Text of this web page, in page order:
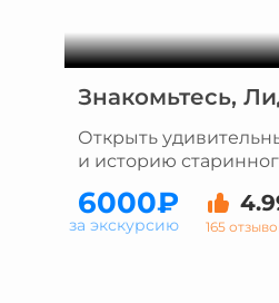
Знакомьтесь,
Открыть
и историю
6000₽
165
за экскурсию